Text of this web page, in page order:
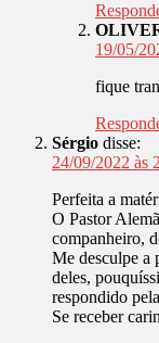
19/05/
fique
Sérgio disse:
24/09/2022 às
Perfeita a
O Pastor
companheiro,
Me desculpe a
deles,
respondido
Se receber